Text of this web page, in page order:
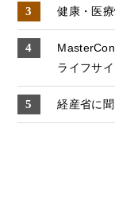
健康・医
ライフサ
経産省に